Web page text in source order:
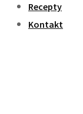
Recepty
Kontakt